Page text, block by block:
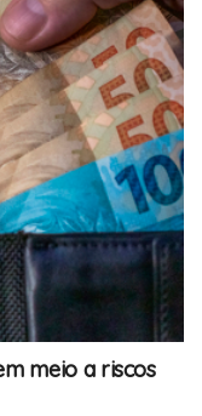
meio a riscos